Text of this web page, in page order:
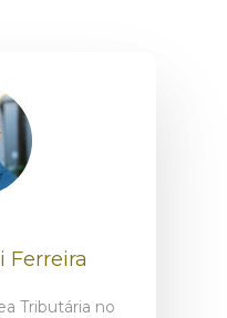
Ferreira
Tributária no